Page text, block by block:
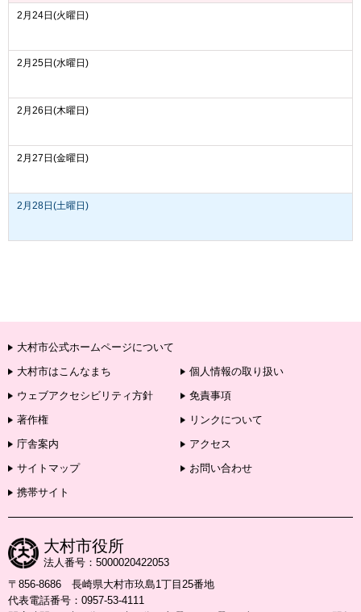
2月24日(火曜日)
2月25日(水曜日)
2月26日(木曜日)
2月27日(金曜日)
2月28日(土曜日)
大村市公式ホームページについて
大村市はこんなまち
個人情報の取り扱い
ウェブアクセシビリティ方針
免責事項
著作権
リンクについて
庁舎案内
アクセス
サイトマップ
お問い合わせ
携帯サイト
大村市役所
法人番号：5000020422053
〒856-8686 長崎県大村市玖島1丁目25番地
代表電話番号：0957-53-4111